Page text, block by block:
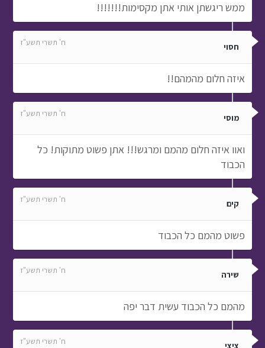
ממש ריגשתן אותי אתן מקסימות!!!!!!!
חסוי ח' תשרי תשע"ז
איזה חלום מהמהם!!
מוסי ח' תשרי תשע"ז
ואוו איזה חלום מהמם ומרגש!!! אתן פשוט מתוקות! כל
הכבוד
קים ח' תשרי תשע"ז
פשוט מהמם כל הכבוד
שירה ח' תשרי תשע"ז
מהמם כל הכבוד עשית דבר יפה
ציצי ח' תשרי תשע"ז